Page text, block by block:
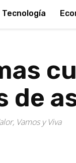
Tecnología
de
Vamos y Viva